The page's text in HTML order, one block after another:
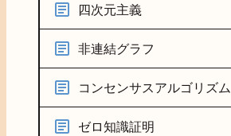
四次元主義
非連結グラフ
コンセンサスアルゴリズム
ゼロ知識証明